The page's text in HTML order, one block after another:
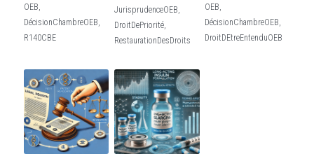
OEB,
DécisionChambreOEB,
R140CBE
JurisprudenceOEB,
DroitDePriorité,
RestaurationDesDroits
OEB,
DécisionChambreOEB,
DroitDEtreEntenduOEB